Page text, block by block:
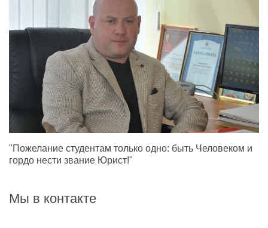
"Пожелание студентам только одно: быть Человеком и
гордо нести звание Юрист!"
Мы в контакте